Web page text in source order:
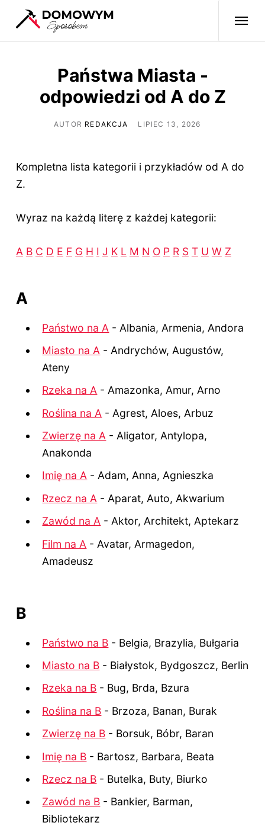
Państwa Miasta -
odpowiedzi od A do Z
AUTOR REDAKCJA LIPIEC 13, 2026
Kompletna lista kategorii i przykładów od A do
Z.
Wyraz na każdą literę z każdej kategorii:
A B C D E F G H I J K L M N O P R S T U W Z
A
Państwo na A - Albania, Armenia, Andora
Miasto na A - Andrychów, Augustów,
Ateny
Rzeka na A - Amazonka, Amur, Arno
Roślina na A - Agrest, Aloes, Arbuz
Zwierzę na A - Aligator, Antylopa,
Anakonda
Imię na A - Adam, Anna, Agnieszka
Rzecz na A - Aparat, Auto, Akwarium
Zawód na A - Aktor, Architekt, Aptekarz
Film na A - Avatar, Armagedon,
Amadeusz
B
Państwo na B - Belgia, Brazylia, Bułgaria
Miasto na B - Białystok, Bydgoszcz, Berlin
Rzeka na B - Bug, Brda, Bzura
Roślina na B - Brzoza, Banan, Burak
Zwierzę na B - Borsuk, Bóbr, Baran
Imię na B - Bartosz, Barbara, Beata
Rzecz na B - Butelka, Buty, Biurko
Zawód na B - Bankier, Barman,
Bibliotekarz